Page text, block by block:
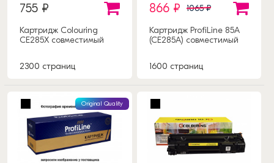
755 ₽
Картридж Colouring
CE285X совместимый
2300 страниц
866 ₽ 1065 ₽
Картридж ProfiLine 85A
(CE285A) совместимый
1600 страниц
Original Quality